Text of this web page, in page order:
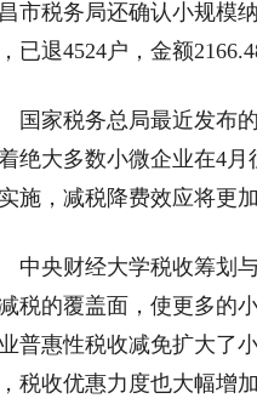
市税务局还确认小规模
已退4524户，金额
家税务总局最近发布的
绝大多数小微企业在4
施，减税降费效应将更
央财经大学税收筹划与
税的覆盖面，使更多的
普惠性税收减免扩大了
税收优惠力度也大幅增